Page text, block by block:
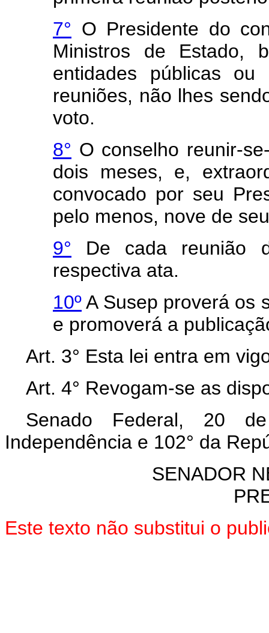
7° O Presidente do
Ministros de Estado,
entidades públicas ou
reuniões, não lhes
voto.
8° O conselho reunir-
dois meses, e,
convocado por seu
pelo menos, nove de
9° De cada reunião
respectiva ata.
10ºA Susep proverá os
e promoverá a
Art. 3° Esta lei entra em
Art. 4° Revogam-se as
Senado Federal, 20
Independência e 102° da
SENADOR
Este texto não substitui o